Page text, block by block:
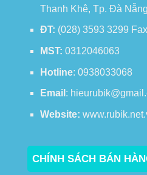
Thanh Khê, Tp. Đà
ĐT: (028) 3593 3299
MST: 0312046063
Hotline: 0938033068
Email :
Website:
CHÍNH SÁCH BÁN